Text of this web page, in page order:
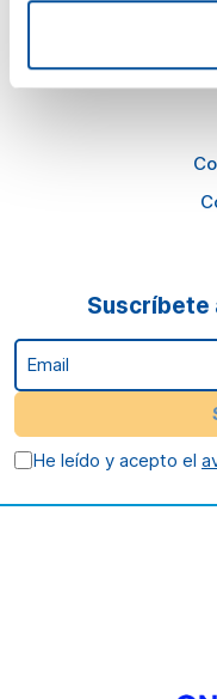
Suscríbete
Email
He leído y acepto el